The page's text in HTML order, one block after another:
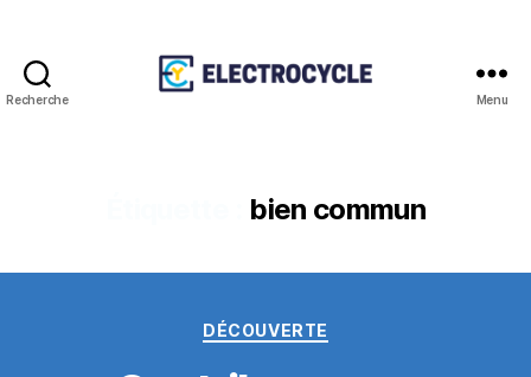
Recherche Menu
bien commun
Catégories
DÉCOUVERTE